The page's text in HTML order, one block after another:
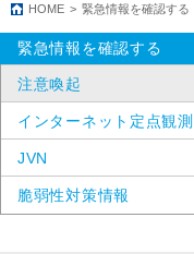
HOME 緊急情報を確認する
緊急情報を確認する
注意喚起
インターネット定点観測
JVN
脆弱性対策情報